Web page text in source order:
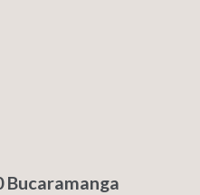
Bucaramanga